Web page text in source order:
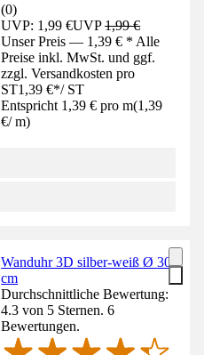
(0)
UVP: 1,99 €UVP1,99 €
Unser Preis — 1,39 € * Alle
Preise inkl. MwSt. und ggf.
zzgl. Versandkosten pro
ST1,39 €*/ ST
Entspricht 1,39 € pro m(1,39
€/ m)
Wanduhr 3D silber-weiß Ø 30
cm
Durchschnittliche Bewertung:
4.3 von 5 Sternen. 6
Bewertungen.